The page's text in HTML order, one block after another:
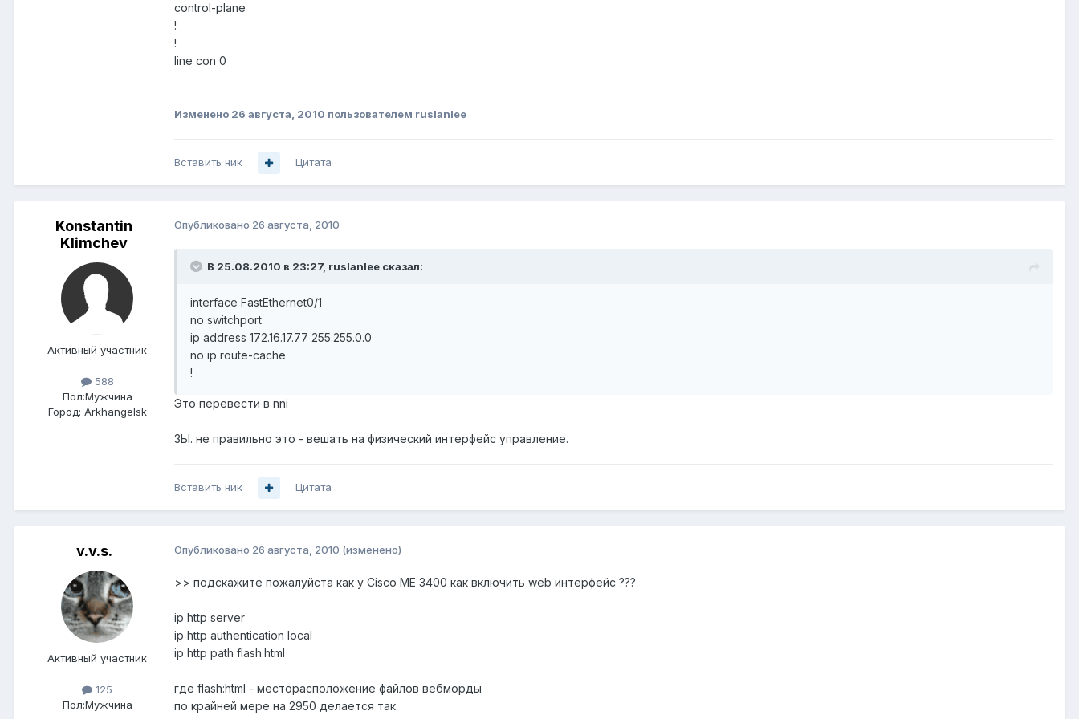
control-plane
!
!
line con 0
Изменено 26 августа, 2010 пользователем ruslanlee
Вставить ник Цитата
Konstantin
Klimchev
Активный участник
588
Пол:Мужчина
Город: Arkhangelsk
Опубликовано 26 августа, 2010
В 25.08.2010 в 23:27, ruslanlee сказал:
interface FastEthernet0/1
no switchport
ip address 172.16.17.77 255.255.0.0
no ip route-cache
!
Это перевести в nni
ЗЫ. не правильно это - вешать на физический интерфейс управление.
Вставить ник Цитата
v.v.s.
Активный участник
125
Пол:Мужчина
Опубликовано 26 августа, 2010 (изменено)
>> подскажите пожалуйста как у Cisco ME 3400 как включить web интерфейс ???
ip http server
ip http authentication local
ip http path flash:html
где flash:html - месторасположение файлов вебморды
по крайней мере на 2950 делается так